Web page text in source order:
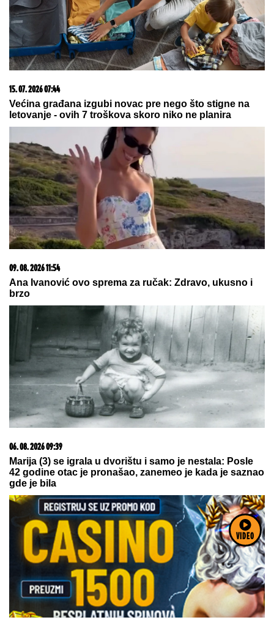
VIDEO
23. 07. 2026 12:47
Letnje večeri u gradu više nisu rezervisane za vikend:
Zašto sve više ljudi bira večeru koja se spontano
pretvori u druženje
Zovu ih srpski "mali Karibi" - mestašce je kao sa
razglednice
05. 08. 2026 06:45
Šta dete nasleđuje od oca, a šta od majke? Sve što
treba da znate o genetici